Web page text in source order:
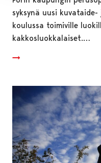
syksynä uusi
koulussa toimiville
kakkosluokkalaiset.…